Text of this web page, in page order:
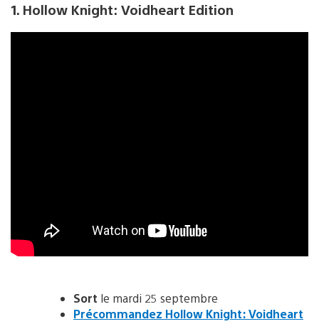
1. Hollow Knight: Voidheart Edition
Sort le mardi 25 septembre
Précommandez Hollow Knight: Voidheart